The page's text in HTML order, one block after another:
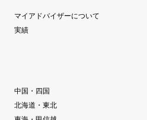
マイアドバイザーについて
実績
中国・四国
北海道・東北